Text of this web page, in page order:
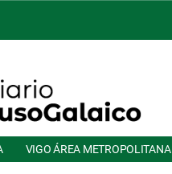
VIGO ÁREA METROPOLITANA